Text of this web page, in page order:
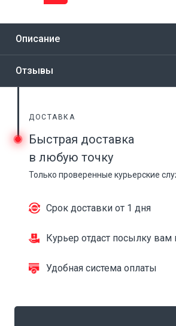
Описание
Отзывы
ДОСТАВКА
Быстрая доставка
в любую точку
Только проверенные курьерские
Срок доставки от 1 дня
Курьер отдаст посылку вам
Удобная система оплаты